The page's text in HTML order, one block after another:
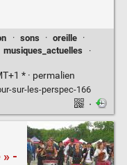
· sons · oreille
·
musiques_actuelles
·
* · permalien
sur-les-perspec-166
·
-